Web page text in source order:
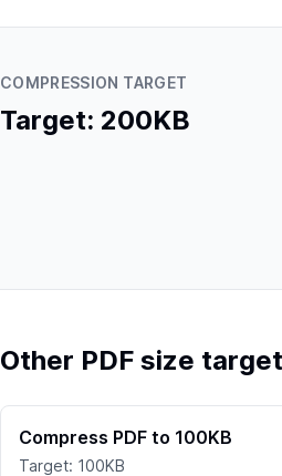
COMPRESSION TARGET
Target: 200KB
Other PDF size
Compress PDF to 100KB
Target: 100KB